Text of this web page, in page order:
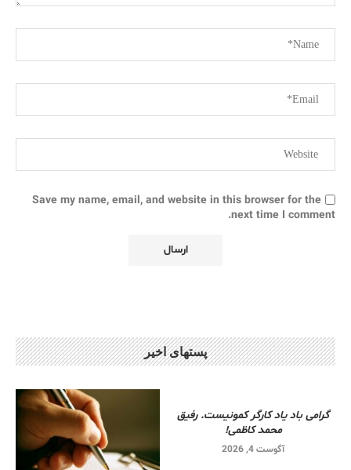
Save my name, email, and website in this browser for the
next time I comment.
پستهای اخیر
گرامی باد یاد کارگر کمونیست. رفیق
محمد کاظمی!
آگوست 4, 2026